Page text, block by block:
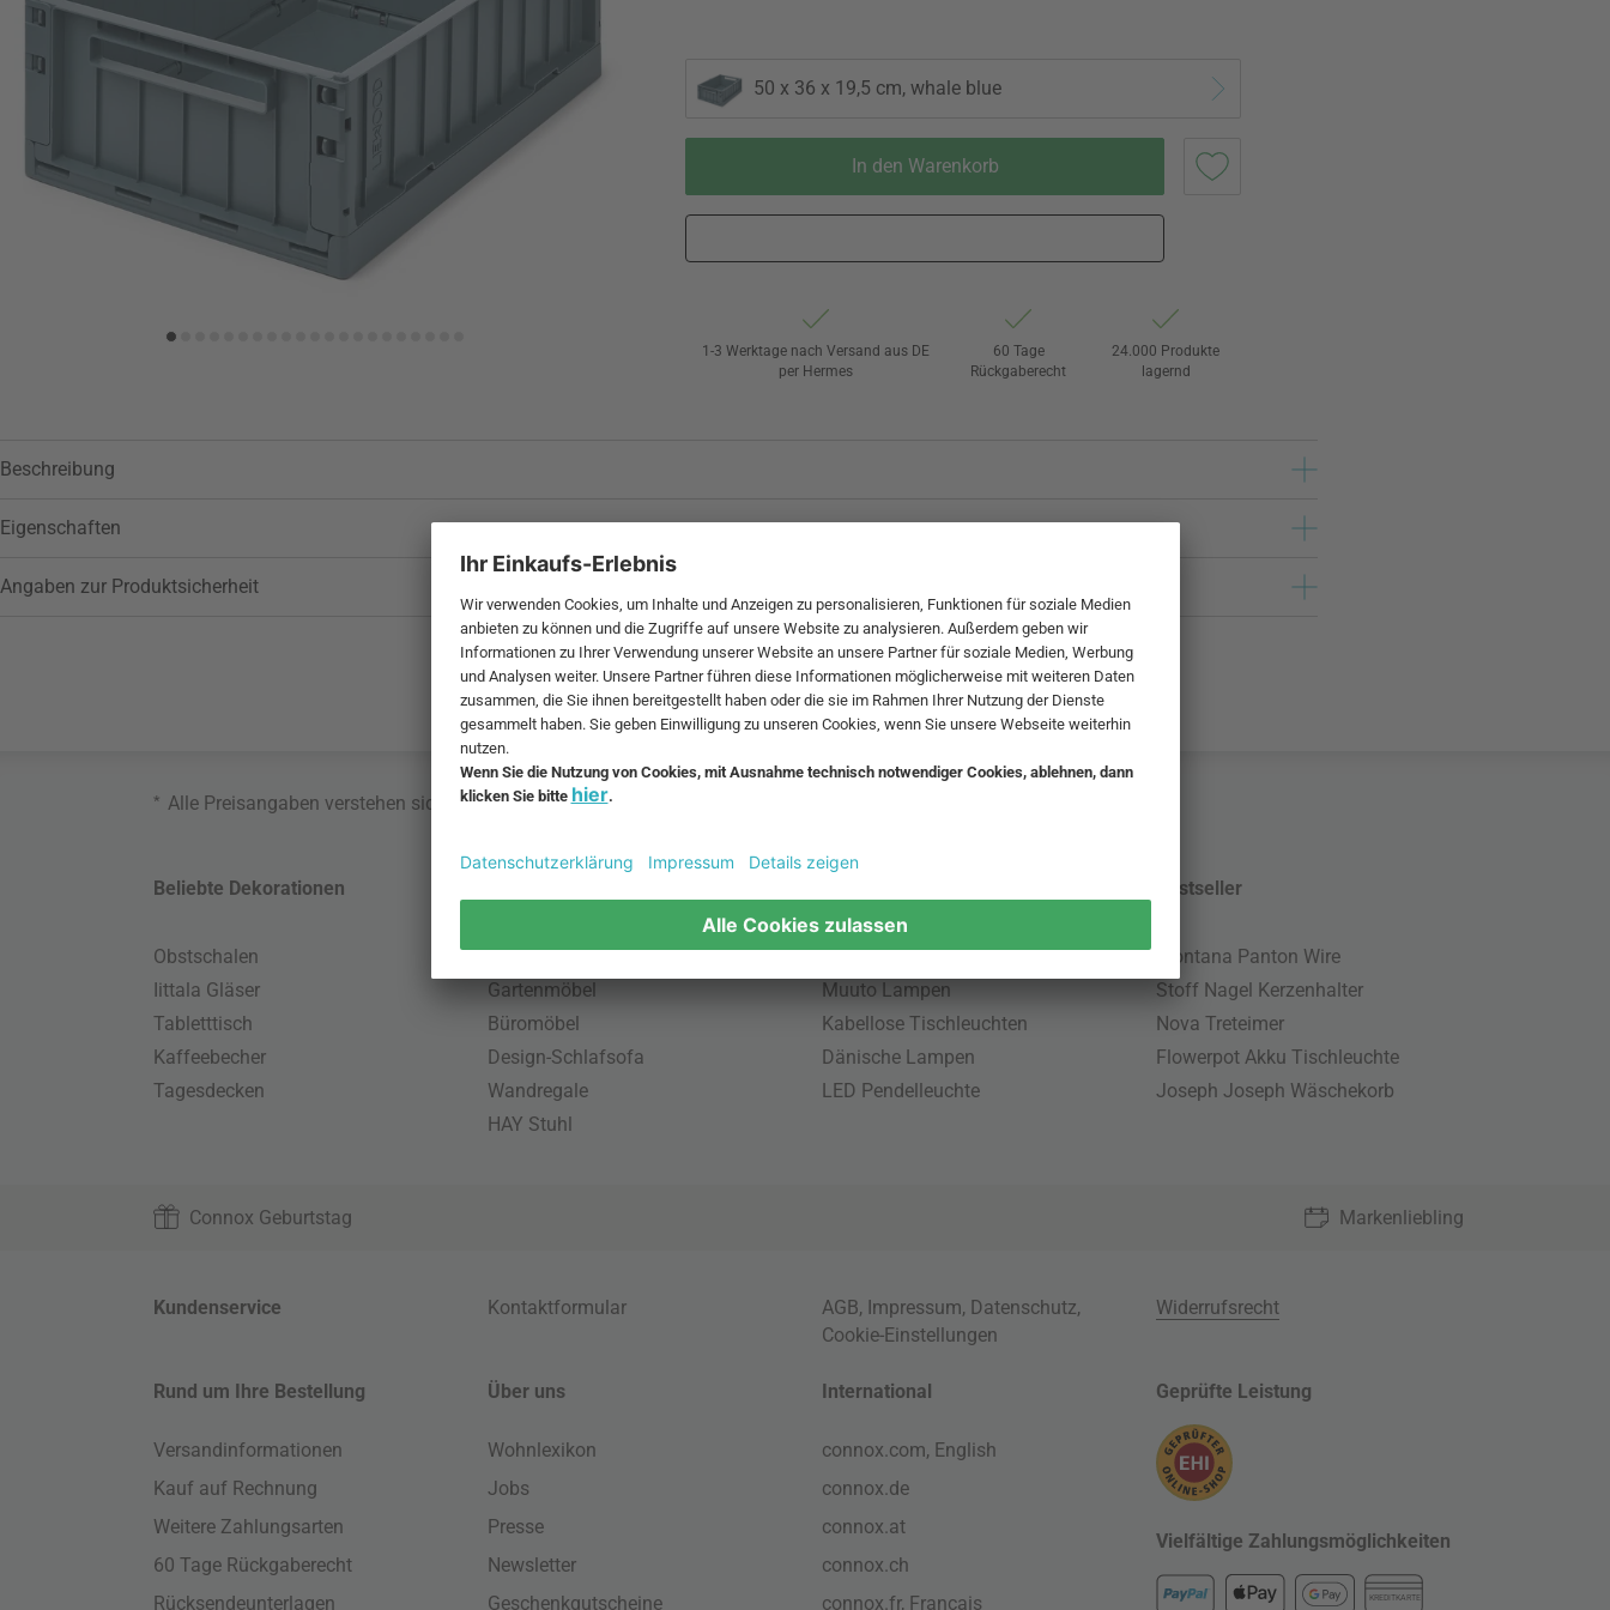
50 x 36 x 19,5 cm, whale blue
In den Warenkorb
Wunschliste hinzufügen
1-3 Werktage nach Versand aus DE
per Hermes
60 Tage
Rückgaberecht
24.000 Produkte
lagernd
Beschreibung
Eigenschaften
Angaben zur Produktsicherheit
* Alle Preisangaben verstehen sich inklusive MwSt. und zzgl.
Beliebte Dekorationen
Obstschalen
Iittala Gläser
Tabletttisch
Kaffeebecher
Tagesdecken
Skandinavische Möbel
Gartenmöbel
Büromöbel
Design-Schlafsofa
Wandregale
HAY Stuhl
Pendellampe für Außen
Muuto Lampen
Kabellose Tischleuchten
Dänische Lampen
LED Pendelleuchte
Bestseller
Montana Panton Wire
Stoff Nagel Kerzenhalter
Nova Treteimer
Flowerpot Akku Tischleuchte
Joseph Joseph Wäschekorb
Connox Geburtstag Markenliebling
Kundenservice Kontaktformular AGB, Impressum, Datenschutz,
Cookie-Einstellungen
Widerrufsrecht
Rund um Ihre Bestellung
Versandinformationen
Kauf auf Rechnung
Weitere Zahlungsarten
60 Tage Rückgaberecht
Rücksendeunterlagen
Über uns
Wohnlexikon
Jobs
Presse
Newsletter
Geschenkgutscheine
International
connox.com, English
connox.de
connox.at
connox.ch
connox.fr, Français
Geprüfte Leistung
Vielfältige Zahlungsmöglichkeiten
KREDITKARTE